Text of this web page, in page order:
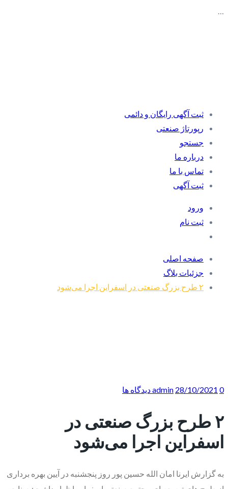
…
ثبت آگهی رایگان و دائمی
رپورتاژ صنعتی
جستجو
درباره ما
تماس با ما
ثبت آگهی
ورود
ثبت نام
صفحه اصلی
جزئیات بلاگ
۲ طرح بزرگ صنعتی در اسفراین‌ اجرا می‌شود
admin 28/10/2021 0 دیدگاه ها
۲ طرح بزرگ صنعتی در
اسفراین‌ اجرا می‌شود
به گزارش ایرنا امان الله حسین پور روز پنجشنبه در آیین بهره برداری